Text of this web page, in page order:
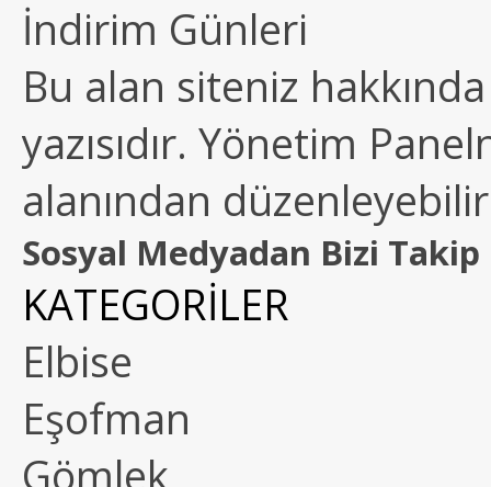
İndirim Günleri
Bu alan siteniz
yazısıdır. Yönetim
alanından
Sosyal Medyadan Bizi Takip
KATEGORİLER
Elbise
Eşofman
Gömlek